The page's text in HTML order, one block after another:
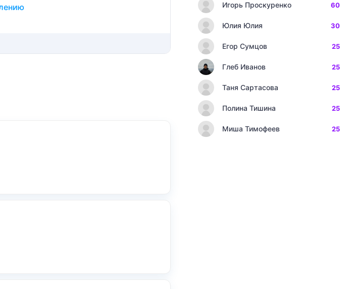
Игорь Проскуренко 60
Юлия Юлия 30
Егор Сумцов 25
Глеб Иванов 25
Таня Сартасова 25
Полина Тишина 25
Миша Тимофеев 25